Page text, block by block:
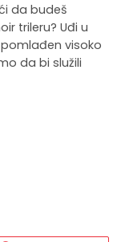
da budeš
trileru? Uđi u
visoko
da bi služili